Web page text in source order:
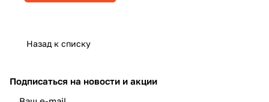
Назад к списку
Подписаться на новости и акции